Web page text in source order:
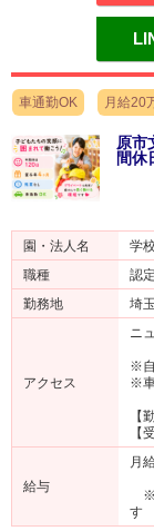
車通勤OK 月給20
原市
間休
園・法人名
学
職種
認
勤務地
埼
アクセス
ニ
※
※車
【
【
給与
月
※
す